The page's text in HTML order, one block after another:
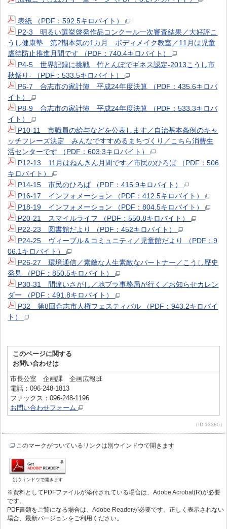
表紙 （PDF：592.5キロバイト）
P2-3 明るい選挙啓発作品コンクール一次審査結果／大好評こ
うし健康塾 第2期本気の1カ月 ボディメイク教室／11月は児童
虐待防止推進月間です （PDF：740.4キロバイト）
P4-5 世界記録に挑戦 竹とんぼでギネス認定‐2013こうし市
秋祭り‐ （PDF：533.5キロバイト）
P6-7 合志市の家計簿 平成24年度決算 （PDF：435.6キロバ
イト）
P8-9 合志市の家計簿 平成24年度決算 （PDF：533.3キロバ
イト）
P10-11 市職員の給与などを公表します／自治基本条例のキャ
ッチフレーズ決定 みんなですすめるまちづくり／こちら消費生
活センターです （PDF：603.3キロバイト）
P12-13 11月はねんきん月間です／市民のひろば （PDF：506
キロバイト）
P14-15 市民のひろば （PDF：415.9キロバイト）
P16-17 インフォメーション （PDF：412.5キロバイト）
P18-19 インフォメーション （PDF：804.5キロバイト）
P20-21 スマイルライフ （PDF：550.8キロバイト）
P22-23 図書館だより （PDF：452キロバイト）
P24-25 ヴィーブル＆コミュニティ／児童館だより （PDF：9
06.1キロバイト）
P26-27 環境通信／素敵な人生素敵なパートナー／こうし歴史
発見 （PDF：850.5キロバイト）
P30-31 間違いさがし／地ブラ事務局が行く／お知らせカレン
ダー （PDF：491.8キロバイト）
P32 第8回合志市人権フェスティバル （PDF：943.2キロバイ
ト）
このページに関する
お問い合わせは
市長公室 企画課 企画広報班
電話：096-248-1813
ファックス：096-248-1196
お問い合わせフォーム
（ID:13386）
このマークがついているリンクは別ウインドウで開きます
別ウィンドウで開きます
※資料としてPDFファイルが添付されている場合は、Adobe Acrobat(R)が必要
です。
PDF書類をご覧になる場合は、Adobe Readerが必要です。正しく表示されない
場合、最新バージョンをご利用ください。